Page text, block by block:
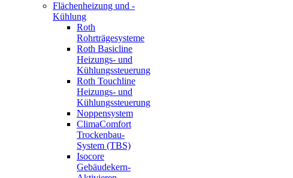
Flächenheizung und -
Kühlung
Roth
Rohrträgesysteme
Roth Basicline
Heizungs- und
Kühlungssteuerung
Roth Touchline
Heizungs- und
Kühlungssteuerung
Noppensystem
ClimaComfort
Trockenbau-
System (TBS)
Isocore
Gebäudekern-